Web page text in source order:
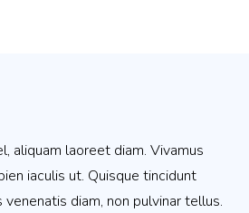
aliquam laoreet diam. Vivamus
iaculis ut. Quisque tincidunt
diam, non pulvinar tellus.